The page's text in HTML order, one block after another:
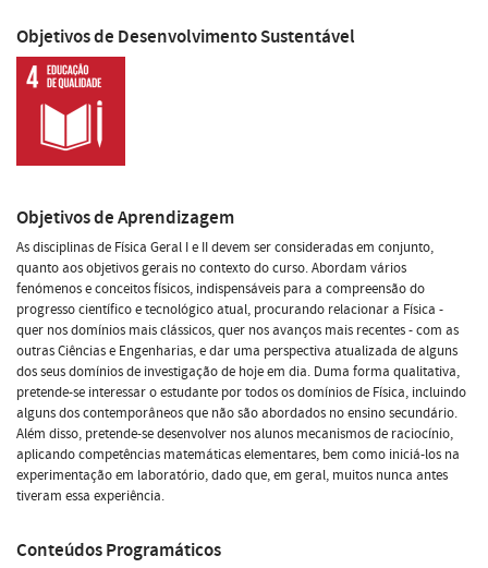
Objetivos de Desenvolvimento Sustentável
Objetivos de Aprendizagem
As disciplinas de Física Geral I e II devem ser consideradas em conjunto,
quanto aos objetivos gerais no contexto do curso. Abordam vários
fenómenos e conceitos físicos, indispensáveis para a compreensão do
progresso científico e tecnológico atual, procurando relacionar a Física -
quer nos domínios mais clássicos, quer nos avanços mais recentes - com as
outras Ciências e Engenharias, e dar uma perspectiva atualizada de alguns
dos seus domínios de investigação de hoje em dia. Duma forma qualitativa,
pretende-se interessar o estudante por todos os domínios de Física, incluindo
alguns dos contemporâneos que não são abordados no ensino secundário.
Além disso, pretende-se desenvolver nos alunos mecanismos de raciocínio,
aplicando competências matemáticas elementares, bem como iniciá-los na
experimentação em laboratório, dado que, em geral, muitos nunca antes
tiveram essa experiência.
Conteúdos Programáticos